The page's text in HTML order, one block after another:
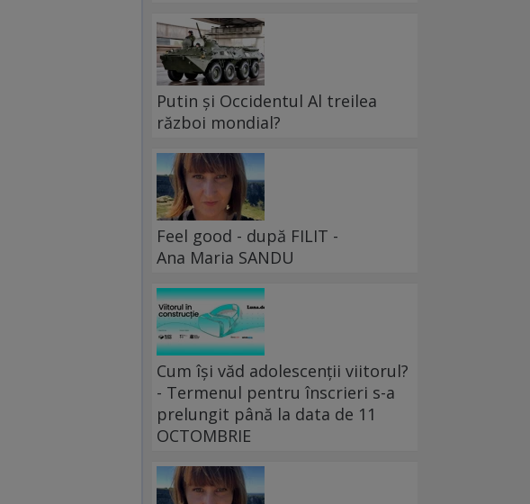
Putin și Occidentul Al treilea
război mondial?
Feel good - după FILIT -
Ana Maria SANDU
Cum își văd adolescenții viitorul?
- Termenul pentru înscrieri s-a
prelungit până la data de 11
OCTOMBRIE